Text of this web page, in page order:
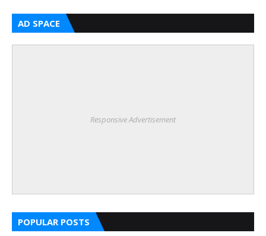
AD SPACE
Responsive Advertisement
POPULAR POSTS